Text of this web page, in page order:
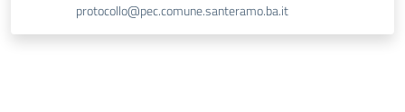
protocollo@pec.comune.santeramo.ba.it